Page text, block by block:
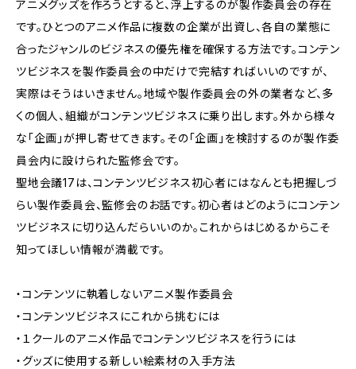
アニメグッズを作ろうとすると、浮上するのが製作委員会の存在
です。ひとつのアニメ作品に複数の企業が出資し、各自の業態に
合ったジャンルのビジネスの優先権を確保する方法です。コンテン
ツビジネスを製作委員会の中だけで完結すればいいのですが、
実際はそうはいきません。地域や製作委員会の外の業者など、多
くの個人、組織がコンテンツビジネスに乗り出します。外から様々
な「企画」が押し寄せてきます。その「企画」を検討するのが製作委
員会内に設けられた監修会です。
聖地会議17は、コンテンツビジネス初心者にはなんとも把握しづ
らい製作委員会、監修会のお話です。初心者はどのようにコンテン
ツビジネスに切り込んだらいいのか。これからはじめるからこそ
知ってほしい情報が満載です。
・コンテンツに執着しないアニメ製作委員会
・コンテンツビジネスにこれから挑むには
・１クールのアニメ作品でコンテンツビジネスを行うには
・グッズに使用する新しい絵素材の入手方法